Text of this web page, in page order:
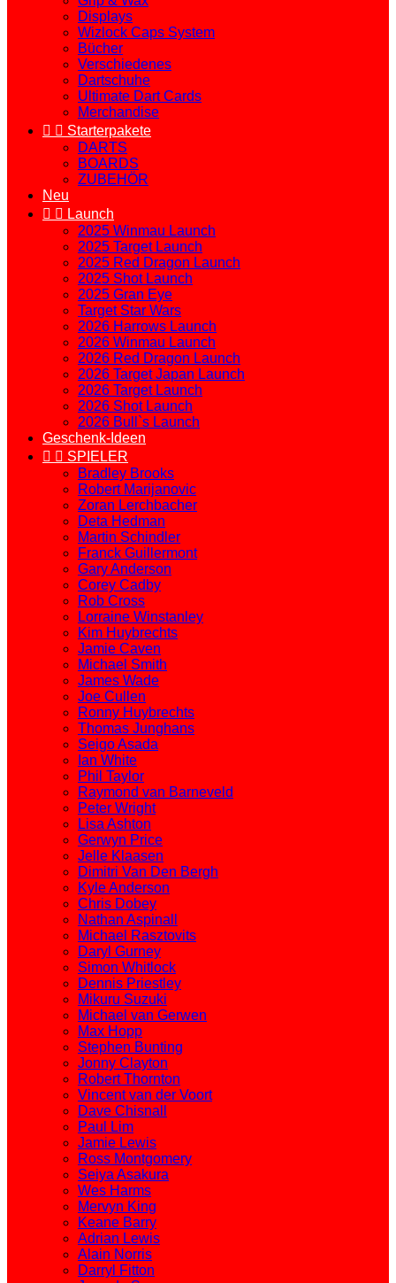
Displays
Wizlock Caps System
Bücher
Verschiedenes
Dartschuhe
Ultimate Dart Cards
Merchandise
  Starterpakete
DARTS
BOARDS
ZUBEHÖR
Neu
  Launch
2025 Winmau Launch
2025 Target Launch
2025 Red Dragon Launch
2025 Shot Launch
2025 Gran Eye
Target Star Wars
2026 Harrows Launch
2026 Winmau Launch
2026 Red Dragon Launch
2026 Target Japan Launch
2026 Target Launch
2026 Shot Launch
2026 Bull`s Launch
Geschenk-Ideen
  SPIELER
Bradley Brooks
Robert Marijanovic
Zoran Lerchbacher
Deta Hedman
Martin Schindler
Franck Guillermont
Gary Anderson
Corey Cadby
Rob Cross
Lorraine Winstanley
Kim Huybrechts
Jamie Caven
Michael Smith
James Wade
Joe Cullen
Ronny Huybrechts
Thomas Junghans
Seigo Asada
Ian White
Phil Taylor
Raymond van Barneveld
Peter Wright
Lisa Ashton
Gerwyn Price
Jelle Klaasen
Dimitri Van Den Bergh
Kyle Anderson
Chris Dobey
Nathan Aspinall
Michael Rasztovits
Daryl Gurney
Simon Whitlock
Dennis Priestley
Mikuru Suzuki
Michael van Gerwen
Max Hopp
Stephen Bunting
Jonny Clayton
Robert Thornton
Vincent van der Voort
Dave Chisnall
Paul Lim
Jamie Lewis
Ross Montgomery
Seiya Asakura
Wes Harms
Mervyn King
Keane Barry
Adrian Lewis
Alain Norris
Darryl Fitton